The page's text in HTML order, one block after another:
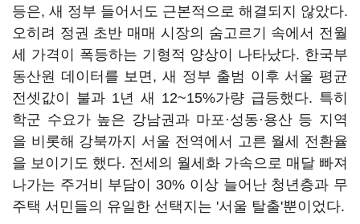
등은, 새 정부 들어서도 근본적으로 해결되지 않았다.
오히려 정권 초반 매매 시장의 숨고르기 속에서 전월
세 가격이 폭등하는 기형적 양상이 나타났다. 한국부
동산원 데이터를 보면, 새 정부 출범 이후 서울 평균
전셋값이 불과 1년 새 12~15%가량 급등했다. 특히
학군 수요가 높은 강남권과 마포·성동·용산 등 지역
을 비롯해 강북까지 서울 전역에서 고른 월세 전환율
을 보이기도 했다. 전세의 월세화 가속으로 매달 빠져
나가는 주거비 부담이 30% 이상 늘어난 청년층과 무
주택 서민들의 유일한 선택지는 '서울 탈출'뿐이었다.